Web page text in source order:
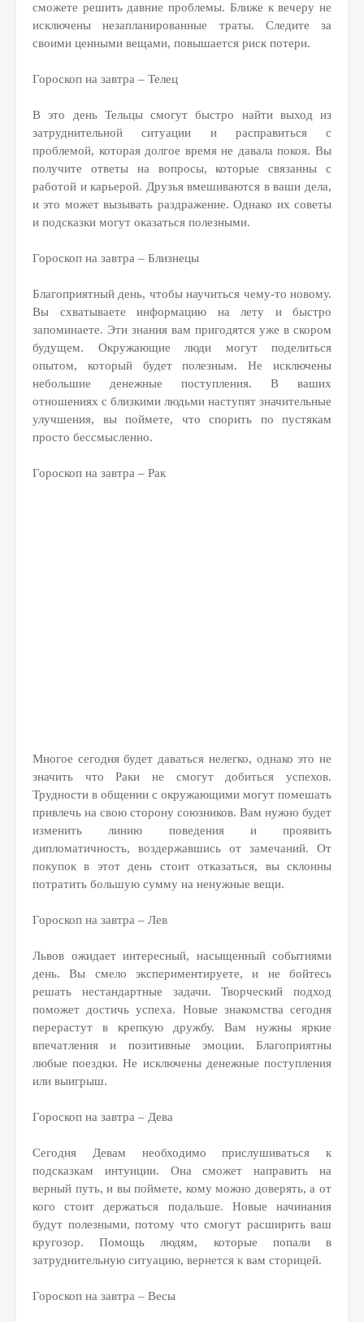
сможете решить давние проблемы. Ближе к вечеру не
исключены незапланированные траты. Следите за
своими ценными вещами, повышается риск потери.
Гороскоп на завтра – Телец
В это день Тельцы смогут быстро найти выход из
затруднительной ситуации и расправиться с
проблемой, которая долгое время не давала покоя. Вы
получите ответы на вопросы, которые связанны с
работой и карьерой. Друзья вмешиваются в ваши дела,
и это может вызывать раздражение. Однако их советы
и подсказки могут оказаться полезными.
Гороскоп на завтра – Близнецы
Благоприятный день, чтобы научиться чему-то новому.
Вы схватываете информацию на лету и быстро
запоминаете. Эти знания вам пригодятся уже в скором
будущем. Окружающие люди могут поделиться
опытом, который будет полезным. Не исключены
небольшие денежные поступления. В ваших
отношениях с близкими людьми наступят значительные
улучшения, вы поймете, что спорить по пустякам
просто бессмысленно.
Гороскоп на завтра – Рак
Многое сегодня будет даваться нелегко, однако это не
значить что Раки не смогут добиться успехов.
Трудности в общении с окружающими могут помешать
привлечь на свою сторону союзников. Вам нужно будет
изменить линию поведения и проявить
дипломатичность, воздержавшись от замечаний. От
покупок в этот день стоит отказаться, вы склонны
потратить большую сумму на ненужные вещи.
Гороскоп на завтра – Лев
Львов ожидает интересный, насыщенный событиями
день. Вы смело экспериментируете, и не бойтесь
решать нестандартные задачи. Творческий подход
поможет достичь успеха. Новые знакомства сегодня
перерастут в крепкую дружбу. Вам нужны яркие
впечатления и позитивные эмоции. Благоприятны
любые поездки. Не исключены денежные поступления
или выигрыш.
Гороскоп на завтра – Дева
Сегодня Девам необходимо прислушиваться к
подсказкам интуиции. Она сможет направить на
верный путь, и вы поймете, кому можно доверять, а от
кого стоит держаться подальше. Новые начинания
будут полезными, потому что смогут расширить ваш
кругозор. Помощь людям, которые попали в
затруднительную ситуацию, вернется к вам сторицей.
Гороскоп на завтра – Весы